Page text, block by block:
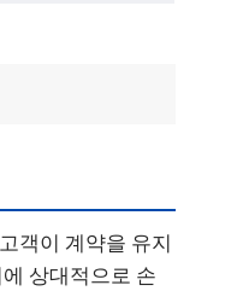
객이 계약을 유지
상대적으로 손